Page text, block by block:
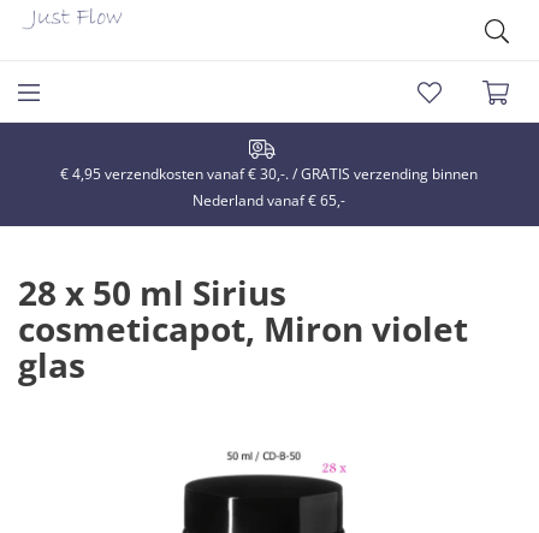
€ 4,95 verzendkosten vanaf € 30,-. / GRATIS verzending binnen
Nederland vanaf € 65,-
28 x 50 ml Sirius
cosmeticapot, Miron violet
glas